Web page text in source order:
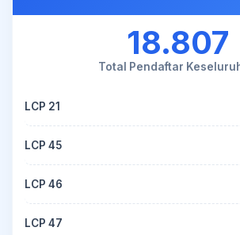
18.807
Total Pendaftar
LCP 21
LCP 45
LCP 46
LCP 47